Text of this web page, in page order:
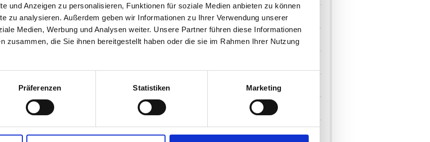
und Anzeigen zu personalisieren, Funktionen für soziale Medien anbieten zu können
zu analysieren. Außerdem geben wir Informationen zu Ihrer Verwendung unserer
Medien, Werbung und Analysen weiter. Unsere Partner führen diese Informationen
zusammen, die Sie ihnen bereitgestellt haben oder die sie im Rahmen Ihrer Nutzung
Präferenzen Statistiken Marketing
2026
Dezember 2026
Oktober 2026
September 2026